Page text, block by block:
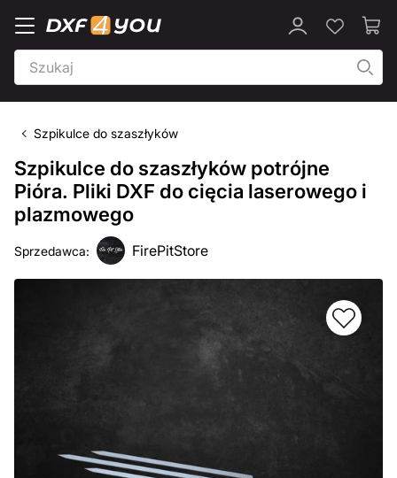
Szpikulce do szaszłyków
Szpikulce do szaszłyków potrójne
Pióra. Pliki DXF do cięcia laserowego i
plazmowego
Sprzedawca: FirePitStore